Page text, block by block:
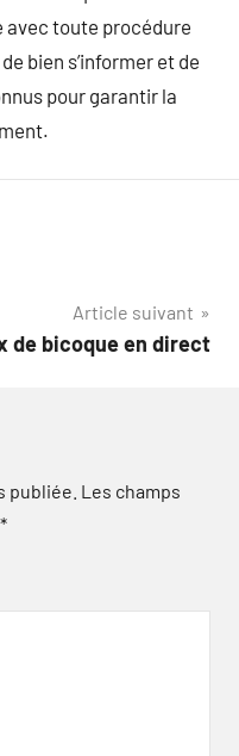
avec toute procédure
bien s’informer et de
pour garantir la
Article suivant
de bicoque en direct
publiée. Les champs
*